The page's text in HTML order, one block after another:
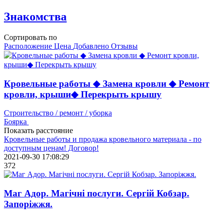
Знакомства
Сортировать по
Расположение Цена Добавлено Отзывы
Кровельные работы ◆ Замена кровли ◆ Ремонт
кровли, крыши◆ Перекрыть крышу
Строительство / ремонт / уборка
Боярка
Показать расстояние
Кровельные работы и продажа кровельного материала - по
доступным ценам! Договор!
2021-09-30 17:08:29
372
Маг Адор. Магічні послуги. Сергій Кобзар.
Запоріжжя.